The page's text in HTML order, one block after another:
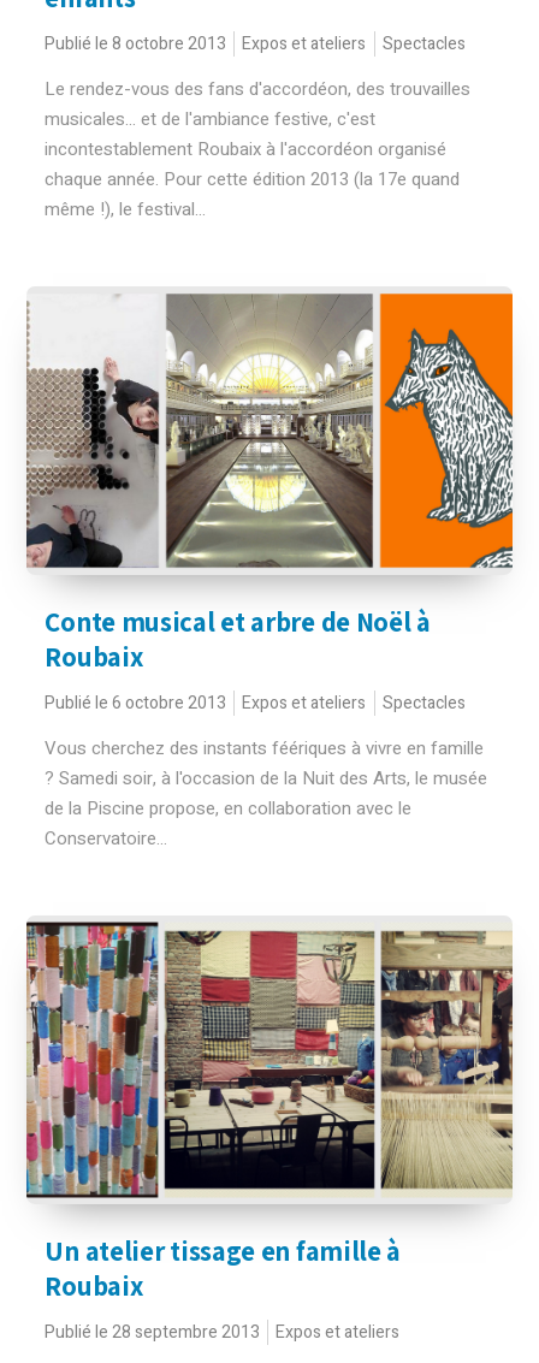
Publié le 8 octobre 2013 Expos et ateliers Spectacles
Le rendez-vous des fans d'accordéon, des trouvailles
musicales... et de l'ambiance festive, c'est
incontestablement Roubaix à l'accordéon organisé
chaque année. Pour cette édition 2013 (la 17e quand
même !), le festival...
Conte musical et arbre de Noël à
Roubaix
Publié le 6 octobre 2013 Expos et ateliers Spectacles
Vous cherchez des instants féériques à vivre en famille
? Samedi soir, à l'occasion de la Nuit des Arts, le musée
de la Piscine propose, en collaboration avec le
Conservatoire...
Un atelier tissage en famille à
Roubaix
Publié le 28 septembre 2013 Expos et ateliers